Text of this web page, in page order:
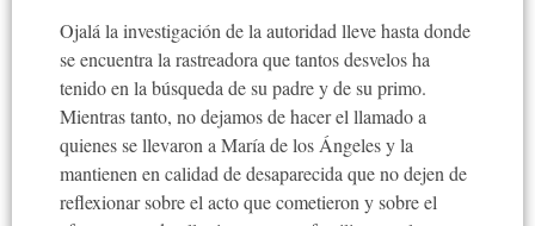
Ojalá la investigación de la autoridad lleve hasta donde
se encuentra la rastreadora que tantos desvelos ha
tenido en la búsqueda de su padre y de su primo.
Mientras tanto, no dejamos de hacer el llamado a
quienes se llevaron a María de los Ángeles y la
mantienen en calidad de desaparecida que no dejen de
reflexionar sobre el acto que cometieron y sobre el